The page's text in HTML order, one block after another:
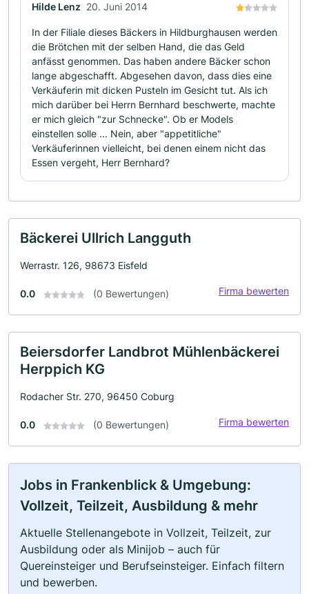
Hilde Lenz 20. Juni 2014
In der Filiale dieses Bäckers in Hildburghausen werden
die Brötchen mit der selben Hand, die das Geld
anfässt genommen. Das haben andere Bäcker schon
lange abgeschafft. Abgesehen davon, dass dies eine
Verkäuferin mit dicken Pusteln im Gesicht tut. Als ich
mich darüber bei Herrn Bernhard beschwerte, machte
er mich gleich "zur Schnecke". Ob er Models
einstellen solle ... Nein, aber "appetitliche"
Verkäuferinnen vielleicht, bei denen einem nicht das
Essen vergeht, Herr Bernhard?
Bäckerei Ullrich Langguth
Werrastr. 126, 98673 Eisfeld
0.0 (0 Bewertungen) Firma bewerten
Beiersdorfer Landbrot Mühlenbäckerei
Herppich KG
Rodacher Str. 270, 96450 Coburg
0.0 (0 Bewertungen) Firma bewerten
Jobs in Frankenblick & Umgebung:
Vollzeit, Teilzeit, Ausbildung & mehr
Aktuelle Stellenangebote in Vollzeit, Teilzeit, zur
Ausbildung oder als Minijob – auch für
Quereinsteiger und Berufseinsteiger. Einfach filtern
und bewerben.